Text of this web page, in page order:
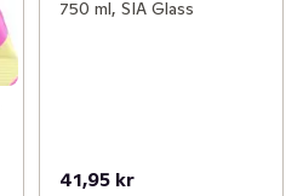
750 ml, SIA Glass
41,95 kr